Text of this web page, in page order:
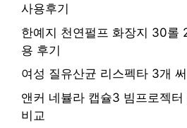
사용후기
한예지 천연펄프 화장지 30롤
용 후기
여성 질유산균 리스펙타 3개
앤커 네뷸라 캡슐3 빔프로젝
비교